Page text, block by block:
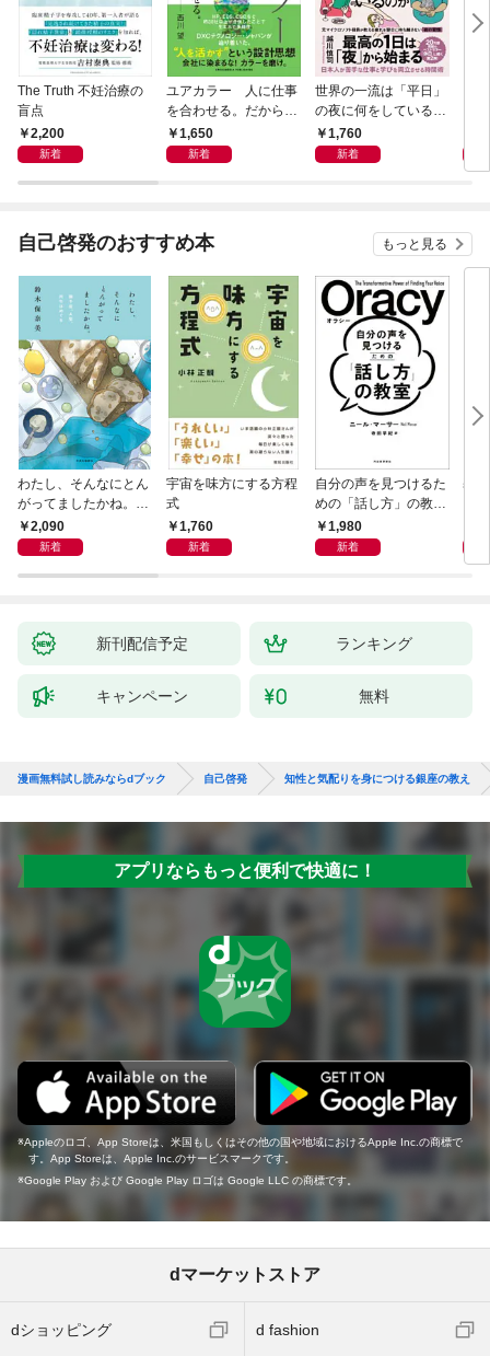
The Truth 不妊治療の
盲点
2,200
新着
ユアカラー 人に仕事
を合わせる。だから輝
く1,650
新着
世界の一流は「平日」
の夜に何をしているの
か1,760
新着
自己啓発のおすすめ本 もっと見る
わたし、そんなにとん
がってましたかね。
獅子座、Ａ型、丙午は
めぐる
2,090
新着
宇宙を味方にする方程
式
1,760
新着
自分の声を見つけるた
めの「話し方」の教
室 Ｏｒａｃｙ（オラ
シー）
1,980
新着
基
新刊配信予定 ランキング
キャンペーン 無料
漫画無料試し読みならdブック 自己啓発 知性と気配りを身につける銀座の教え
アプリならもっと便利で快適に！
Appleのロゴ、App Storeは、米国もしくはその他の国や地域におけるApple Inc.の商標で
す。App Storeは、Apple Inc.のサービスマークです。
Google Play および Google Play ロゴは Google LLC の商標です。
dマーケットストア
dショッピング d fashion